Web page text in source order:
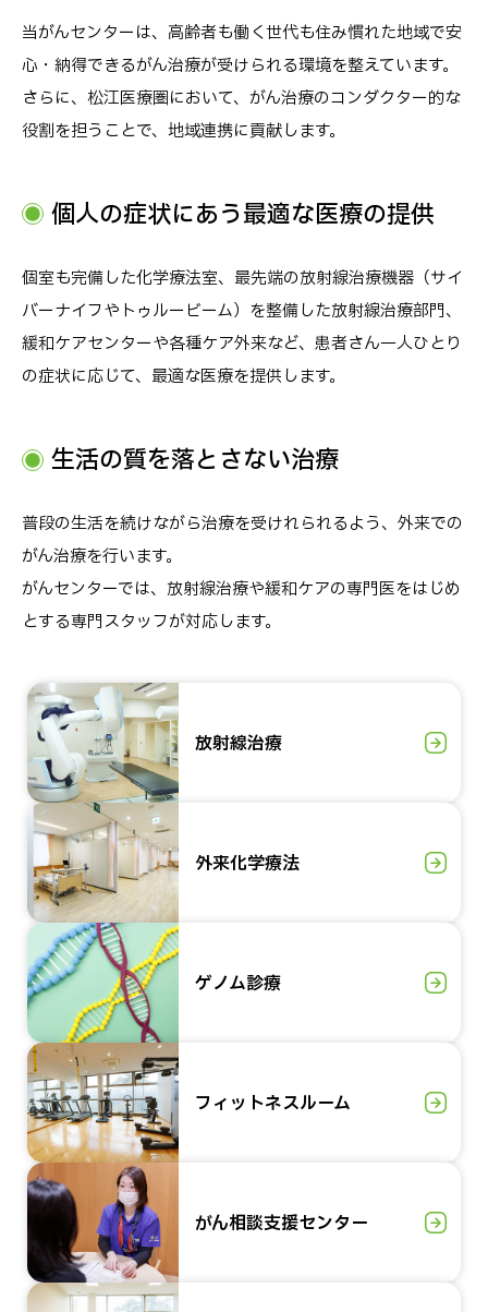
当がんセンターは、高齢者も働く世代も住み慣れた地域で安
心・納得できるがん治療が受けられる環境を整えています。
さらに、松江医療圏において、がん治療のコンダクター的な
役割を担うことで、地域連携に貢献します。
個人の症状にあう最適な医療の提供
個室も完備した化学療法室、最先端の放射線治療機器（サイ
バーナイフやトゥルービーム）を整備した放射線治療部門、
緩和ケアセンターや各種ケア外来など、患者さん一人ひとり
の症状に応じて、最適な医療を提供します。
生活の質を落とさない治療
普段の生活を続けながら治療を受けれられるよう、外来での
がん治療を行います。
がんセンターでは、放射線治療や緩和ケアの専門医をはじめ
とする専門スタッフが対応します。
放射線治療
外来化学療法
ゲノム診療
フィットネスルーム
がん相談支援センター